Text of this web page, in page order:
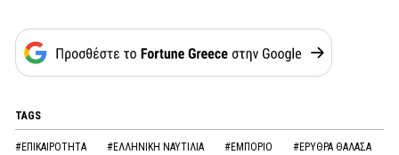
TAGS
#ΕΠΙΚΑΙΡΟΤΗΤΑ #ΕΛΛΗΝΙΚΗ ΝΑΥΤΙΛΙΑ #ΕΜΠΟΡΙΟ
#ΕΡΥΘΡΑ ΘΑΛΑΣΑ